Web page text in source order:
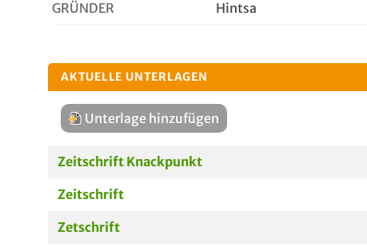
GRÜNDER Hintsa
AKTUELLE UNTERLAGEN
Unterlage hinzufügen
Zeitschrift Knackpunkt
Zeitschrift
Zetschrift